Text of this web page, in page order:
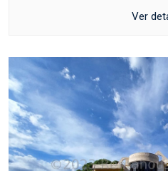
Ver